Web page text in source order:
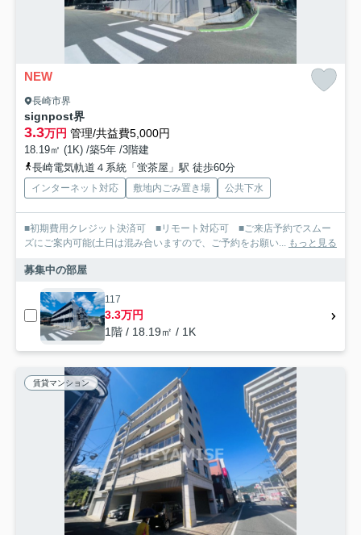
NEW
長崎市界
signpost界
3.3万円 管理/共益費5,000円
18.19㎡ (1K) /築5年 /3階建
長崎電気軌道４系統「蛍茶屋」駅 徒歩60分
インターネット対応 敷地内ごみ置き場 公共下水
■初期費用クレジット決済可 ■リモート対応可 ■ご来店予約でスムー
ズにご案内可能(土日は混み合いますので、ご予約をお願い...
もっと見る
募集中の部屋
117
3.3万円
1階 / 18.19㎡ / 1K
賃貸マンション